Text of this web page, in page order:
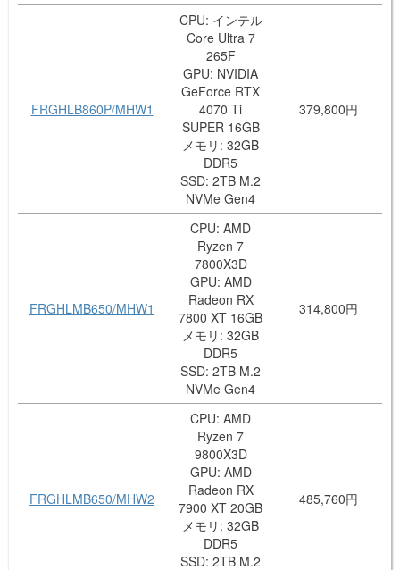
FRGHLB860P/MHW1
CPU: インテル
Core Ultra 7
265F
GPU: NVIDIA
GeForce RTX
4070 Ti
SUPER 16GB
メモリ: 32GB
DDR5
SSD: 2TB M.2
NVMe Gen4
379,800円
FRGHLMB650/MHW1
CPU: AMD
Ryzen 7
7800X3D
GPU: AMD
Radeon RX
7800 XT 16GB
メモリ: 32GB
DDR5
SSD: 2TB M.2
NVMe Gen4
314,800円
FRGHLMB650/MHW2
CPU: AMD
Ryzen 7
9800X3D
GPU: AMD
Radeon RX
7900 XT 20GB
メモリ: 32GB
DDR5
SSD: 2TB M.2
485,760円